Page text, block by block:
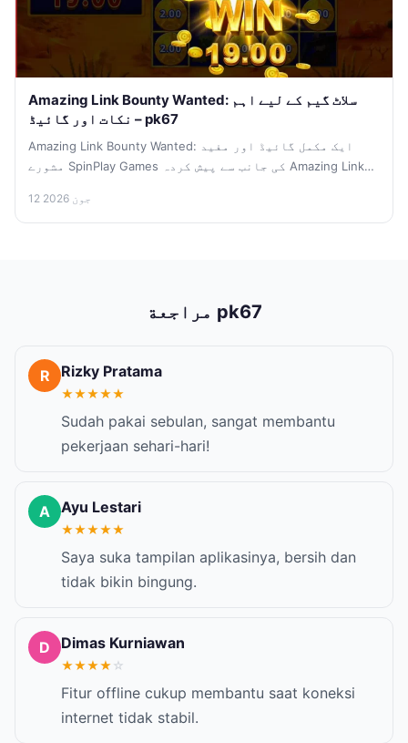
Amazing Link Bounty Wanted: سلاٹ گیم کے لیے اہم
نکات اور گائیڈ – pk67
Amazing Link Bounty Wanted: ایک مکمل گائیڈ اور مفید
مشورے SpinPlay Games کی جانب سے پیش کردہ Amazing Link
12 جون 2026
مراجعة pk67
R Rizky Pratama
★★★★★
Sudah pakai sebulan, sangat membantu
pekerjaan sehari-hari!
A Ayu Lestari
★★★★★
Saya suka tampilan aplikasinya, bersih dan
tidak bikin bingung.
D Dimas Kurniawan
★★★★☆
Fitur offline cukup membantu saat koneksi
internet tidak stabil.